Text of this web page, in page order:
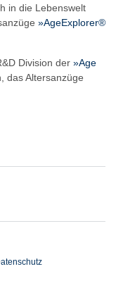
in die Lebenswelt
»AgeExplorer®
Division der »Age
das Altersanzüge